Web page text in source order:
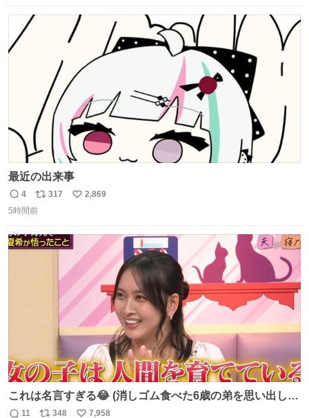
数
最近の出来事
返
信
4
リ
ポ
ト
317
い
数
2,869
5時間前
これは名言すぎる😂 (消しゴム食べた6歳の弟を思い出しな
がら)
11 348 7,958